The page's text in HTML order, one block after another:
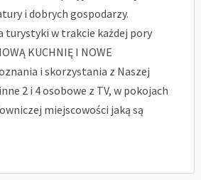
i dobrych gospodarzy.
turystyki w trakcie każdej pory
KUCHNIĘ I NOWE
i skorzystania z Naszej
2 i 4 osobowe z TV, w pokojach
miejscowości jaką są